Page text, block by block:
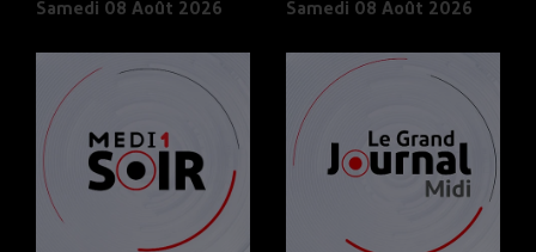
Samedi 08 Août 2026 Samedi 08 Août 2026